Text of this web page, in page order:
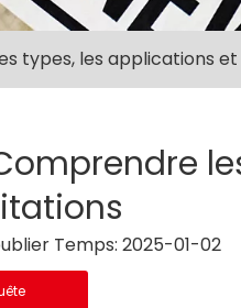
types, les applications
Temps: 2025-01-02